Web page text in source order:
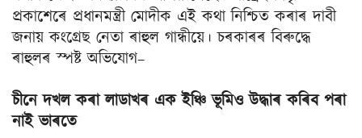
প্ৰকাশেৰে প্ৰধানমন্ত্ৰী মোদীক এই কথা নিশ্চিত কৰাৰ দাবী
জনায় কংগ্ৰেছ নেতা ৰাহুল গান্ধীয়ে। চৰকাৰৰ বিৰুদ্ধে
ৰাহুলৰ স্পষ্ট অভিযোগ–
চীনে দখল কৰা লাডাখৰ এক ইঞ্চি ভূমিও উদ্ধাৰ কৰিব পৰা
নাই ভাৰতে